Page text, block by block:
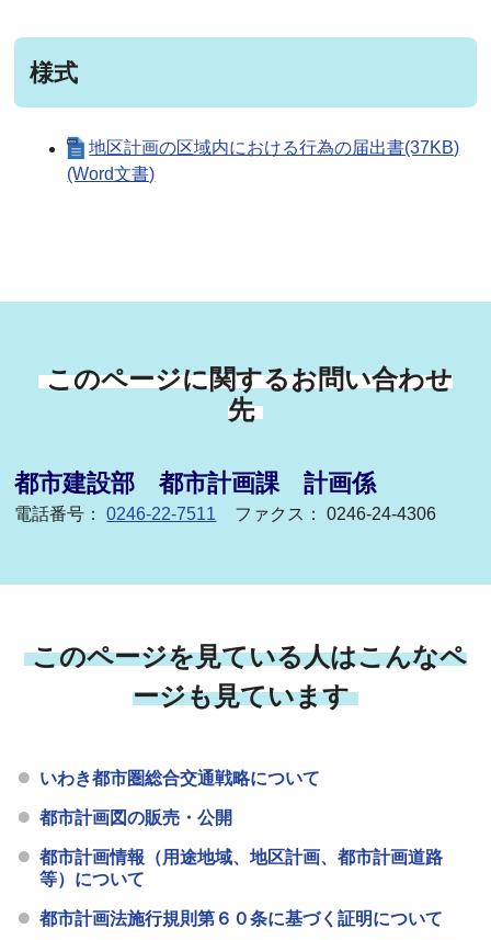
様式
地区計画の区域内における行為の届出書(37KB)
(Word文書)
このページに関するお問い合わせ
先
都市建設部 都市計画課 計画係
電話番号：0246-22-7511 ファクス： 0246-24-4306
このページを見ている人はこんなペ
ージも見ています
いわき都市圏総合交通戦略について
都市計画図の販売・公開
都市計画情報（用途地域、地区計画、都市計画道路
等）について
都市計画法施行規則第６０条に基づく証明について